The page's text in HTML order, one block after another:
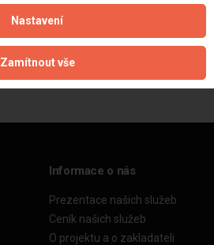
Informace o nás
Prezentace našich služeb
Ceník našich služeb
O projektu a o zakladateli
Nastavení
Zamítnout vše